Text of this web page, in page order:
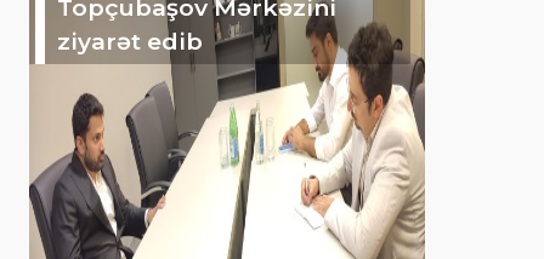
Topçubaşov Mərkəzini
ziyarət edib